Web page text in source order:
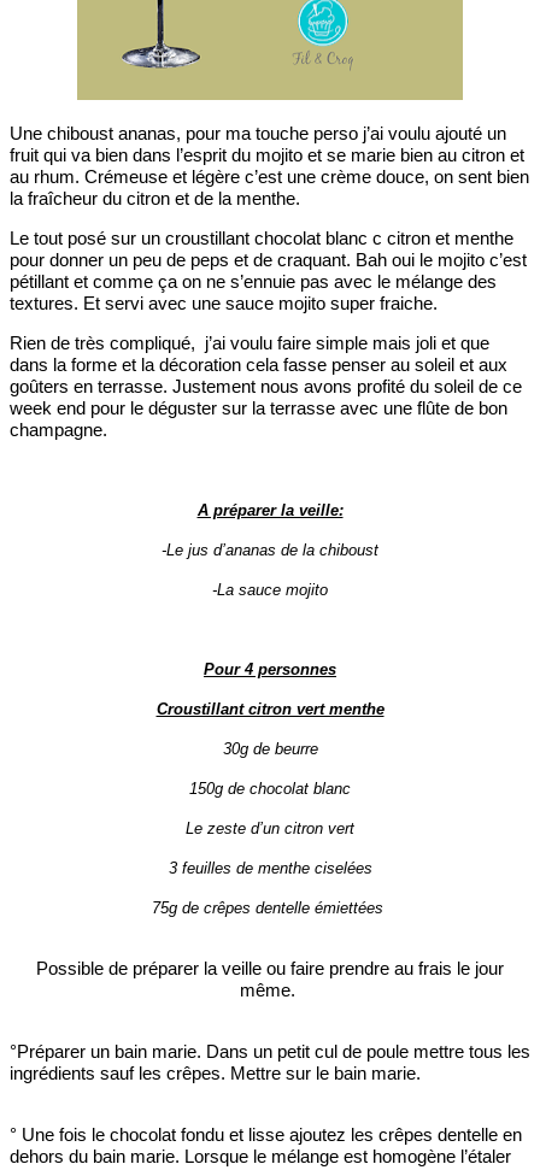
Une chiboust ananas, pour ma touche perso j’ai voulu ajouté un
fruit qui va bien dans l’esprit du mojito et se marie bien au citron et
au rhum. Crémeuse et légère c’est une crème douce, on sent bien
la fraîcheur du citron et de la menthe.
Le tout posé sur un croustillant chocolat blanc c citron et menthe
pour donner un peu de peps et de craquant. Bah oui le mojito c’est
pétillant et comme ça on ne s’ennuie pas avec le mélange des
textures. Et servi avec une sauce mojito super fraiche.
Rien de très compliqué, j’ai voulu faire simple mais joli et que
dans la forme et la décoration cela fasse penser au soleil et aux
goûters en terrasse. Justement nous avons profité du soleil de ce
week end pour le déguster sur la terrasse avec une flûte de bon
champagne.
A préparer la veille:
-Le jus d’ananas de la chiboust
-La sauce mojito
Pour 4 personnes
Croustillant citron vert menthe
30g de beurre
150g de chocolat blanc
Le zeste d’un citron vert
3 feuilles de menthe ciselées
75g de crêpes dentelle émiettées
Possible de préparer la veille ou faire prendre au frais le jour
même.
°Préparer un bain marie. Dans un petit cul de poule mettre tous les
ingrédients sauf les crêpes. Mettre sur le bain marie.
° Une fois le chocolat fondu et lisse ajoutez les crêpes dentelle en
dehors du bain marie. Lorsque le mélange est homogène l’étaler